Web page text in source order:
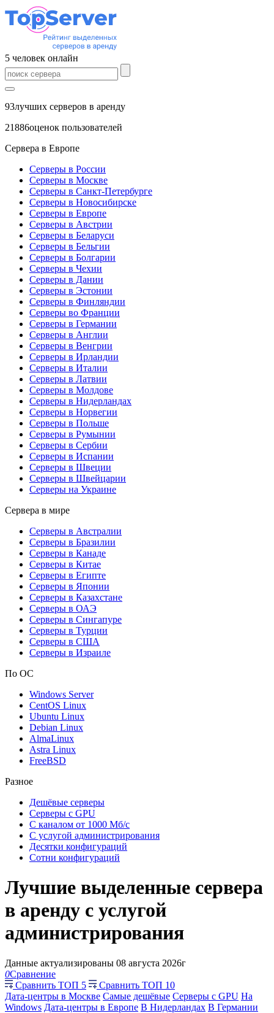
5 человек онлайн
93лучших серверов в аренду
21886оценок пользователей
Сервера в Европе
Серверы в России
Серверы в Москве
Серверы в Санкт-Петербурге
Серверы в Новосибирске
Серверы в Европе
Серверы в Австрии
Серверы в Беларуси
Серверы в Бельгии
Серверы в Болгарии
Серверы в Чехии
Серверы в Дании
Серверы в Эстонии
Серверы в Финляндии
Серверы во Франции
Серверы в Германии
Серверы в Англии
Серверы в Венгрии
Серверы в Ирландии
Серверы в Италии
Серверы в Латвии
Серверы в Молдове
Серверы в Нидерландах
Серверы в Норвегии
Серверы в Польше
Серверы в Румынии
Серверы в Сербии
Серверы в Испании
Серверы в Швеции
Серверы в Швейцарии
Серверы на Украине
Сервера в мире
Серверы в Австралии
Серверы в Бразилии
Серверы в Канаде
Серверы в Китае
Серверы в Египте
Серверы в Японии
Серверы в Казахстане
Серверы в ОАЭ
Серверы в Сингапуре
Серверы в Турции
Серверы в США
Серверы в Израиле
По ОС
Windows Server
CentOS Linux
Ubuntu Linux
Debian Linux
AlmaLinux
Astra Linux
FreeBSD
Разное
Дешёвые серверы
Серверы с GPU
С каналом от 1000 Мб/с
С услугой администрирования
Десятки конфигураций
Сотни конфигураций
Лучшие выделенные сервера
в аренду с услугой
администрирования
Данные актуализированы 08 августа 2026г
0Сравнение
Сравнить ТОП 5
Сравнить ТОП 10
Дата-центры в Москве Самые дешёвые Серверы с GPU На
Windows Дата-центры в Европе В Нидерландах В Германии